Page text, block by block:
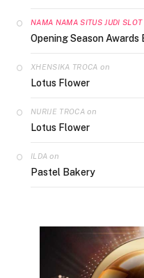
NAMA NAMA SITUS JUDI
Opening Season Awards
XHENSIKA TROCA on
Lotus Flower
NURIJE TROCAon
Lotus Flower
ILDA on
Pastel Bakery